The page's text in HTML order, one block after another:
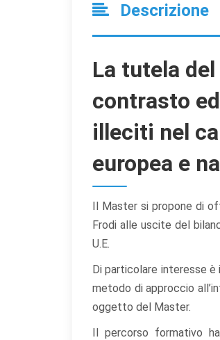
Descrizione
La tutela
contrasto
illeciti nel
europea e
Il Master si propone di
Frodi alle uscite del
U.E.
Di particolare interesse
metodo di approccio
oggetto del Master.
Il percorso formativo